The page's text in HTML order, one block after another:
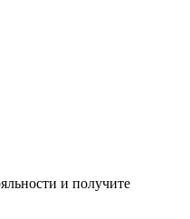
и получите